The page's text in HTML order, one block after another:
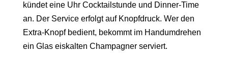
kündet eine Uhr Cocktailstunde und Dinner-Time
an. Der Service erfolgt auf Knopfdruck. Wer den
Extra-Knopf bedient, bekommt im Handumdrehen
ein Glas eiskalten Champagner serviert.